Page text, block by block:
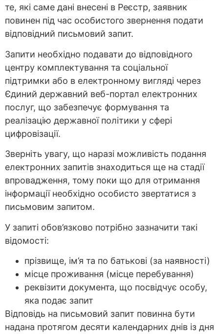
те, які саме дані внесені в Реєстр, заявник
повинен під час особистого звернення подати
відповідний письмовий запит.
Запити необхідно подавати до відповідного
центру комплектування та соціальної
підтримки або в електронному вигляді через
Єдиний державний веб-портал електронних
послуг, що забезпечує формування та
реалізацію державної політики у сфері
цифровізації.
Зверніть увагу, що наразі можливість подання
електронних запитів знаходиться ще на стадії
впровадження, тому поки що для отримання
інформації необхідно особисто звертатися з
письмовим запитом.
У запиті обов’язково потрібно зазначити такі
відомості:
прізвище, ім’я та по батькові (за наявності)
місце проживання (місце перебування)
реквізити документа, що посвідчує особу,
яка подає запит
Відповідь на письмовий запит повинна бути
надана протягом десяти календарних днів із дня